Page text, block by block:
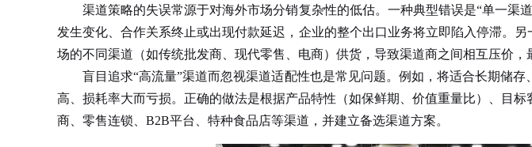
渠道策略的失误常源于对海外市场分销复杂性的低估。一种典型错误是“单一渠
发生变化、合作关系终止或出现付款延迟，企业的整个出口业务将立即陷入停滞。
场的不同渠道（如传统批发商、现代零售、电商）供货，导致渠道商之间相互压价，
盲目追求“高流量”渠道而忽视渠道适配性也是常见问题。例如，将适合长期储存
高、损耗率大而亏损。正确的做法是根据产品特性（如保鲜期、价值重量比）、目
商、零售连锁、B2B平台、特种食品店等渠道，并建立备选渠道方案。